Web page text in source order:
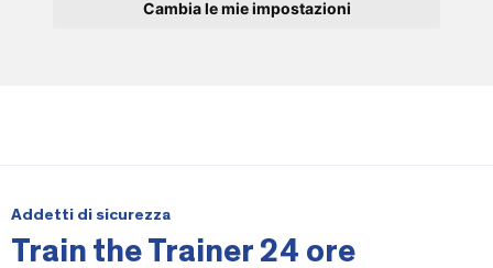
Cambia le mie impostazioni
Addetti di sicurezza
Train the Trainer 24 ore